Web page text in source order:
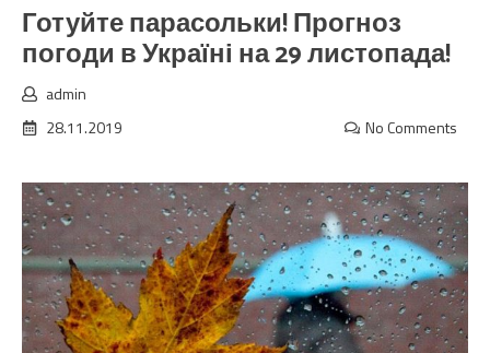
Готуйте парасольки! Прогноз
погоди в Україні на 29 листопада!
admin
28.11.2019
No Comments